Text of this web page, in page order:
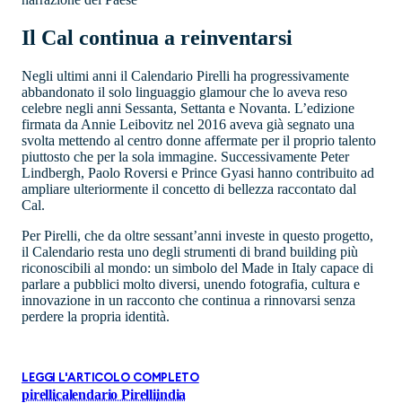
Il Cal continua a reinventarsi
Negli ultimi anni il Calendario Pirelli ha progressivamente
abbandonato il solo linguaggio glamour che lo aveva reso
celebre negli anni Sessanta, Settanta e Novanta. L’edizione
firmata da Annie Leibovitz nel 2016 aveva già segnato una
svolta mettendo al centro donne affermate per il proprio talento
piuttosto che per la sola immagine. Successivamente Peter
Lindbergh, Paolo Roversi e Prince Gyasi hanno contribuito ad
ampliare ulteriormente il concetto di bellezza raccontato dal
Cal.
Per Pirelli, che da oltre sessant’anni investe in questo progetto,
il Calendario resta uno degli strumenti di brand building più
riconoscibili al mondo: un simbolo del Made in Italy capace di
parlare a pubblici molto diversi, unendo fotografia, cultura e
innovazione in un racconto che continua a rinnovarsi senza
perdere la propria identità.
LEGGI L'ARTICOLO COMPLETO
pirellicalendario Pirelliindia